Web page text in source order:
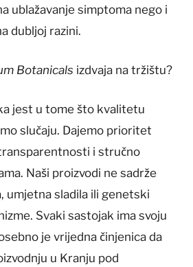
ublažavanje simptoma nego i
dubljoj razini.
Botanicals izdvaja na tržištu?
jest u tome što kvalitetu
slučaju. Dajemo prioritet
i stručno
Naši proizvodi ne sadrže
umjetna sladila ili genetski
Svaki sastojak ima svoju
je vrijedna činjenica da
u Kranju pod